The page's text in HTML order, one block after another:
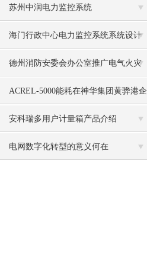
心项目中的应用
苏州中润电力监控系统
海门行政中心电力监控系统系统设计
方案
德州消防安委会办公室推广电气火灾
监控系统和建筑消防设施联网工作
ACREL-5000能耗在神华集团黄骅港企
业联合办公楼的应用
安科瑞多用户计量箱产品介绍
电网数字化转型的意义何在